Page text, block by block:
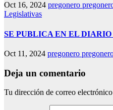
Oct 16, 2024 pregonero
Legislativas
SE PUBLICA EN EL
Oct 11, 2024 pregonero
Deja un comentario
Tu dirección de correo